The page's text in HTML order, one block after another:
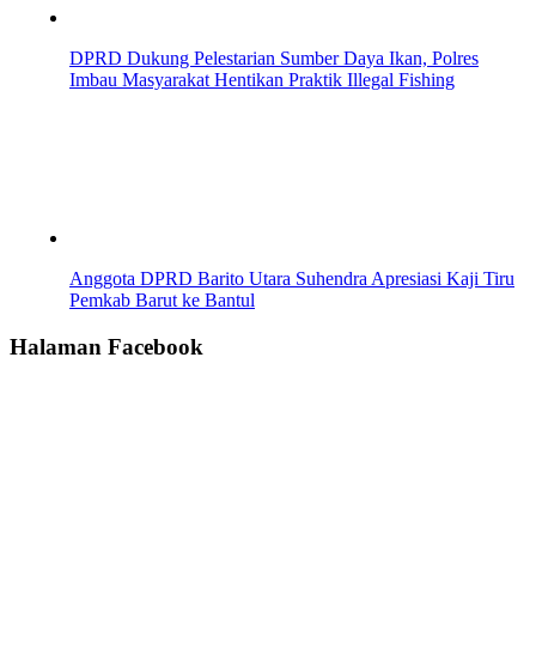
DPRD Dukung Pelestarian Sumber Daya Ikan, Polres
Imbau Masyarakat Hentikan Praktik Illegal Fishing
Anggota DPRD Barito Utara Suhendra Apresiasi Kaji Tiru
Pemkab Barut ke Bantul
Halaman Facebook